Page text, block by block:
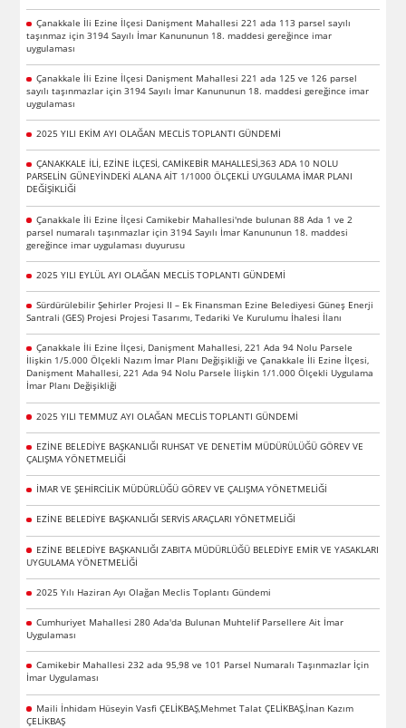
Çanakkale İli Ezine İlçesi Danişment Mahallesi 221 ada 113 parsel sayılı
taşınmaz için 3194 Sayılı İmar Kanununun 18. maddesi gereğince imar
uygulaması
Çanakkale İli Ezine İlçesi Danişment Mahallesi 221 ada 125 ve 126 parsel
sayılı taşınmazlar için 3194 Sayılı İmar Kanununun 18. maddesi gereğince imar
uygulaması
2025 YILI EKİM AYI OLAĞAN MECLİS TOPLANTI GÜNDEMİ
ÇANAKKALE İLİ, EZİNE İLÇESİ, CAMİKEBİR MAHALLESİ,363 ADA 10 NOLU
PARSELİN GÜNEYİNDEKİ ALANA AİT 1/1000 ÖLÇEKLİ UYGULAMA İMAR PLANI
DEĞİŞİKLİĞİ
Çanakkale İli Ezine İlçesi Camikebir Mahallesi'nde bulunan 88 Ada 1 ve 2
parsel numaralı taşınmazlar için 3194 Sayılı İmar Kanununun 18. maddesi
gereğince imar uygulaması duyurusu
2025 YILI EYLÜL AYI OLAĞAN MECLİS TOPLANTI GÜNDEMİ
Sürdürülebilir Şehirler Projesi II – Ek Finansman Ezine Belediyesi Güneş Enerji
Santrali (GES) Projesi Projesi Tasarımı, Tedariki Ve Kurulumu İhalesi İlanı
Çanakkale İli Ezine İlçesi, Danişment Mahallesi, 221 Ada 94 Nolu Parsele
İlişkin 1/5.000 Ölçekli Nazım İmar Planı Değişikliği ve Çanakkale İli Ezine İlçesi,
Danişment Mahallesi, 221 Ada 94 Nolu Parsele İlişkin 1/1.000 Ölçekli Uygulama
İmar Planı Değişikliği
2025 YILI TEMMUZ AYI OLAĞAN MECLİS TOPLANTI GÜNDEMİ
EZİNE BELEDİYE BAŞKANLIĞI RUHSAT VE DENETİM MÜDÜRÜLÜĞÜ GÖREV VE
ÇALIŞMA YÖNETMELİĞİ
İMAR VE ŞEHİRCİLİK MÜDÜRLÜĞÜ GÖREV VE ÇALIŞMA YÖNETMELİĞİ
EZİNE BELEDİYE BAŞKANLIĞI SERVİS ARAÇLARI YÖNETMELİĞİ
EZİNE BELEDİYE BAŞKANLIĞI ZABITA MÜDÜRLÜĞÜ BELEDİYE EMİR VE YASAKLARI
UYGULAMA YÖNETMELİĞİ
2025 Yılı Haziran Ayı Olağan Meclis Toplantı Gündemi
Cumhuriyet Mahallesi 280 Ada'da Bulunan Muhtelif Parsellere Ait İmar
Uygulaması
Camikebir Mahallesi 232 ada 95,98 ve 101 Parsel Numaralı Taşınmazlar İçin
İmar Uygulaması
Maili İnhidam Hüseyin Vasfi ÇELİKBAŞ,Mehmet Talat ÇELİKBAŞ,İnan Kazım
ÇELİKBAŞ